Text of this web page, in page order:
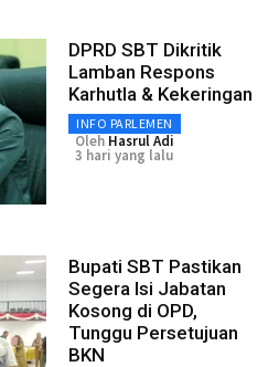
DPRD SBT Dikritik
Lamban Respons
Karhutla & Kekeringan
INFO PARLEMEN
Oleh Hasrul Adi
3 hari yang lalu
Bupati SBT Pastikan
Segera Isi Jabatan
Kosong di OPD,
Tunggu Persetujuan
BKN